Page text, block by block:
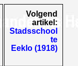
Volgend
artikel:
Stadsschool
te
Eeklo (1918)